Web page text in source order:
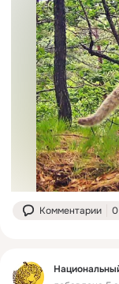
Комментарии 0